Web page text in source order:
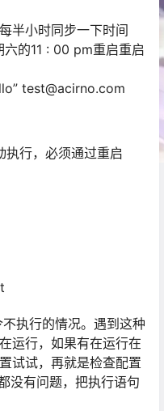
小时同步一下时间
的11 : 00 pm重启重启
test@acirno.com
行，必须通过重启
执行的情况。遇到这种
运行，如果有在运行在
试试，再就是检查配置
没有问题，把执行语句